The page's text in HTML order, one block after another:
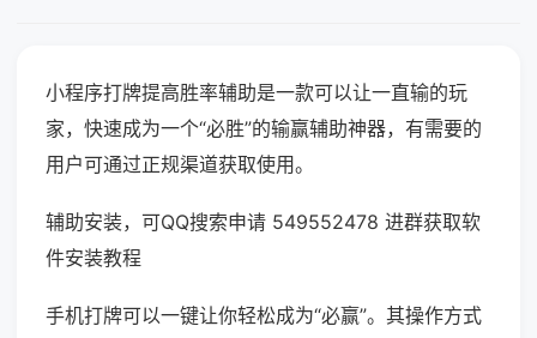
小程序打牌提高胜率辅助是一款可以让一直输的玩
家，快速成为一个“必胜”的输赢辅助神器，有需要的
用户可通过正规渠道获取使用。
辅助安装，可QQ搜索申请 549552478 进群获取软
件安装教程
手机打牌可以一键让你轻松成为“必赢”。其操作方式